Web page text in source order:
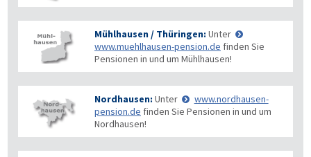
Mühlhausen / Thüringen: Unter
www.muehlhausen-pension.de finden Sie
Pensionen in und um Mühlhausen!
Nordhausen: Unter
www.nordhausen-
pension.de finden Sie Pensionen in und um
Nordhausen!